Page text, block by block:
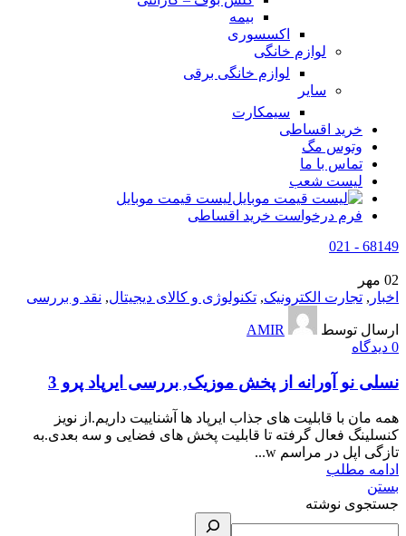
بیمه
اکسسوری
لوازم خانگی
لوازم خانگی برقی
سایر
سیمکارت
خرید اقساطی
وتوس مگ
تماس با ما
لیست شعب
لیست قیمت موبایل
فرم درخواست خرید اقساطی
68149 - 021
02 مهر
اخبار , تجارت الکترونیک, تکنولوژی و کالای دیجیتال, نقد و بررسی
ارسال توسط
AMIR
0 دیدگاه
نسلی نو آورانه از پخش موزیک, بررسی ایرپاد پرو 3
همه مان با قابلیت های جذاب ایرپاد ها آشناییت داریم.از نویز
کنسلینگ فعال گرفته تا قابلیت پخش های فضایی و سه بعدی.به
تازگی اپل در مراسم w...
ادامه مطلب
بستن
جستجوی نوشته